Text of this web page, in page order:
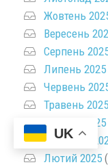
Жовтень
Вересень
Серпень
Липень 2025
Червень
Травень 2025
Квітень 2025
Березень
Лютий 2025
UK